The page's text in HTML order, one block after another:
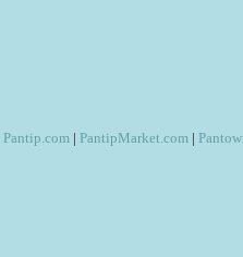
Pantip.com | PantipMarket.com |